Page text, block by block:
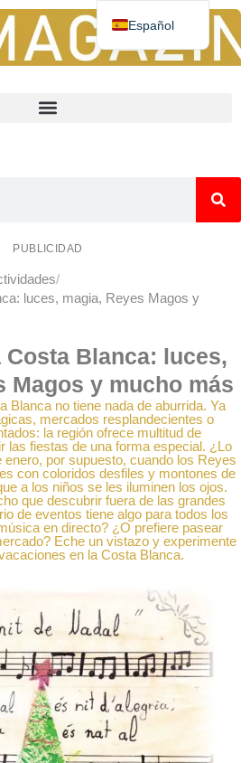
PUBLICIDAD
luces, magia, Reyes Magos y
Costa Blanca: luces,
Magos y mucho más
Blanca no tiene nada de aburrida. Ya
mercados resplandecientes o
la región ofrece multitud de
las fiestas de una forma especial. ¿Lo
por supuesto, cuando los Reyes
con coloridos desfiles y montones de
a los niños se les iluminen los ojos.
que descubrir fuera de las grandes
de eventos tiene algo para todos los
en directo? ¿O prefiere pasear
Eche un vistazo y experimente
en la Costa Blanca.
Español
Deutsch